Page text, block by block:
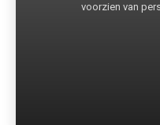
voorzien van